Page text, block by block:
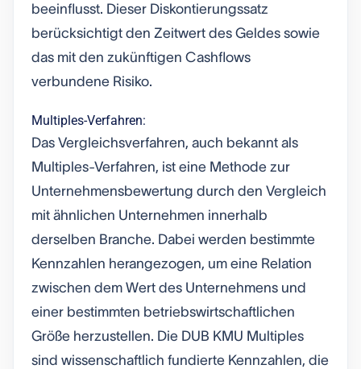
beeinflusst. Dieser Diskontierungssatz
berücksichtigt den Zeitwert des Geldes sowie
das mit den zukünftigen Cashflows
verbundene Risiko.
Multiples-Verfahren:
Das Vergleichsverfahren, auch bekannt als
Multiples-Verfahren, ist eine Methode zur
Unternehmensbewertung durch den Vergleich
mit ähnlichen Unternehmen innerhalb
derselben Branche. Dabei werden bestimmte
Kennzahlen herangezogen, um eine Relation
zwischen dem Wert des Unternehmens und
einer bestimmten betriebswirtschaftlichen
Größe herzustellen. Die DUB KMU Multiples
sind wissenschaftlich fundierte Kennzahlen, die